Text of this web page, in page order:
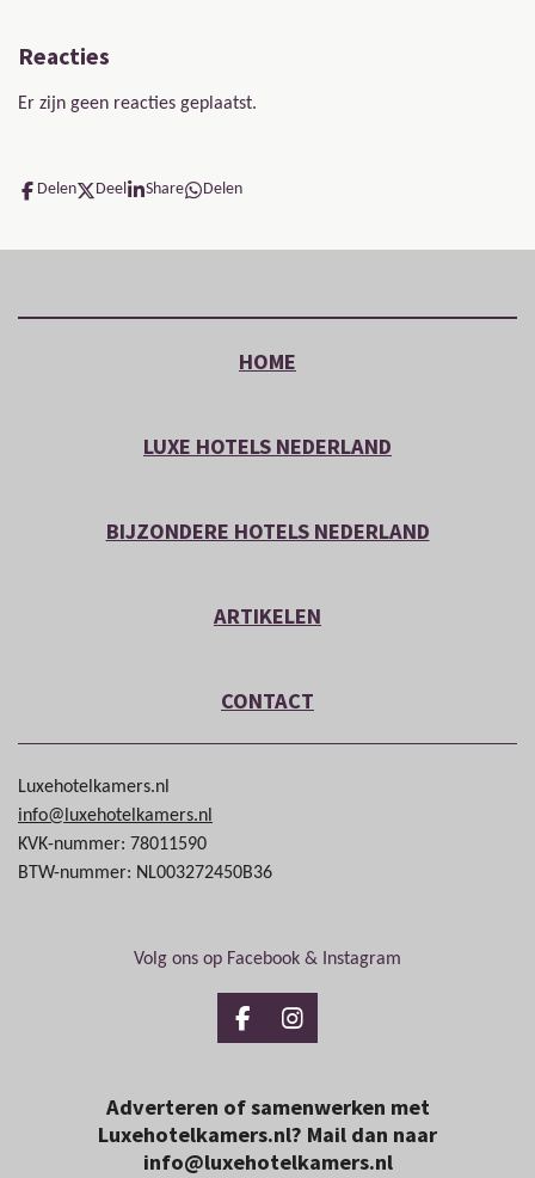
Reacties
Er zijn geen reacties geplaatst.
Delen Deel Share Delen
HOME
LUXE HOTELS NEDERLAND
BIJZONDERE HOTELS NEDERLAND
ARTIKELEN
CONTACT
Luxehotelkamers.nl
info@luxehotelkamers.nl
KVK-nummer: 78011590
BTW-nummer: NL003272450B36
Volg ons op Facebook & Instagram
FacebookInstagram
Adverteren of samenwerken met
Luxehotelkamers.nl? Mail dan naar
info@luxehotelkamers.nl